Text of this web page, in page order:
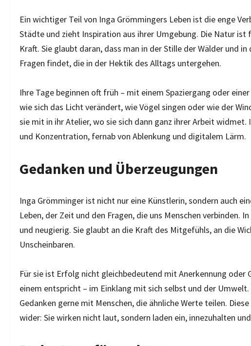
Ein wichtiger Teil von Inga Grömmingers Leben ist die enge
Städte und zieht Inspiration aus ihrer Umgebung. Die Natur ist
Kraft. Sie glaubt daran, dass man in der Stille der Wälder und
Fragen findet, die in der Hektik des Alltags untergehen.
Ihre Tage beginnen oft früh – mit einem Spaziergang oder
wie sich das Licht verändert, wie Vögel singen oder wie der
sie mit in ihr Atelier, wo sie sich dann ganz ihrer Arbeit
und Konzentration, fernab von Ablenkung und digitalem Lärm.
Gedanken und Überzeugungen
Inga Grömminger ist nicht nur eine Künstlerin, sondern auch
Leben, der Zeit und den Fragen, die uns Menschen verbinden.
und neugierig. Sie glaubt an die Kraft des Mitgefühls, an die
Unscheinbaren.
Für sie ist Erfolg nicht gleichbedeutend mit Anerkennung oder
einem entspricht – im Einklang mit sich selbst und der
Gedanken gerne mit Menschen, die ähnliche Werte teilen.
wider: Sie wirken nicht laut, sondern laden ein, innezuhalten